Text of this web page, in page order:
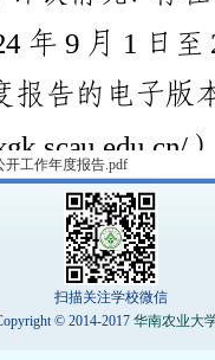
开工作年度报告.pdf
扫描关注学校微信
© 2014-2017 华南农业大